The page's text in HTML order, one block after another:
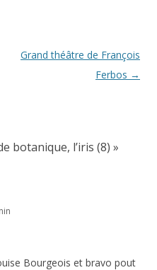
Grand théâtre de François
Ferbos →
botanique, l’iris (8) »
Bourgeois et bravo pout